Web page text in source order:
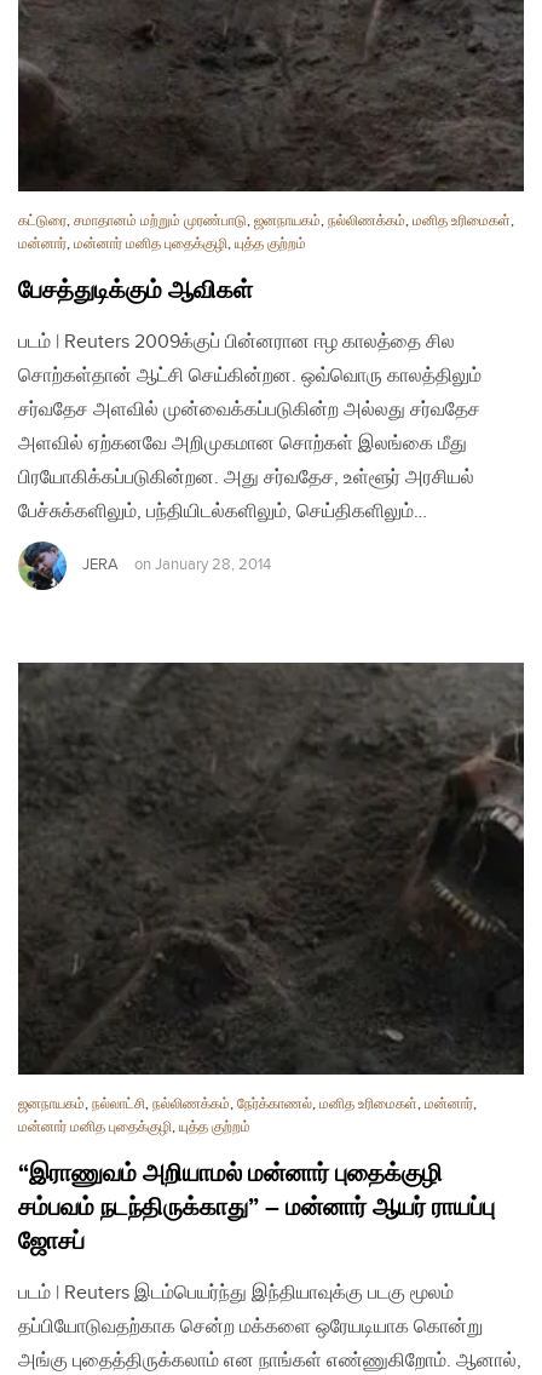
கட்டுரை, சமாதானம் மற்றும் முரண்பாடு, ஜனநாயகம், நல்லிணக்கம், மனித உரிமைகள்,
மன்னார், மன்னார் மனித புதைக்குழி, யுத்த குற்றம்
பேசத்துடிக்கும் ஆவிகள்
படம் | Reuters 2009க்குப் பின்னரான ஈழ காலத்தை சில
சொற்கள்தான் ஆட்சி செய்கின்றன. ஒவ்வொரு காலத்திலும்
சர்வதேச அளவில் முன்வைக்கப்படுகின்ற அல்லது சர்வதேச
அளவில் ஏற்கனவே அறிமுகமான சொற்கள் இலங்கை மீது
பிரயோகிக்கப்படுகின்றன. அது சர்வதேச, உள்ளூர் அரசியல்
பேச்சுக்களிலும், பந்தியிடல்களிலும், செய்திகளிலும்…
JERA on January 28, 2014
ஜனநாயகம், நல்லாட்சி, நல்லிணக்கம், நேர்க்காணல், மனித உரிமைகள், மன்னார்,
மன்னார் மனித புதைக்குழி, யுத்த குற்றம்
“இராணுவம் அறியாமல் மன்னார் புதைக்குழி
சம்பவம் நடந்திருக்காது” – மன்னார் ஆயர் ராயப்பு
ஜோசப்
படம் | Reuters இடம்பெயர்ந்து இந்தியாவுக்கு படகு மூலம்
தப்பியோடுவதற்காக சென்ற மக்களை ஒரேயடியாக கொன்று
அங்கு புதைத்திருக்கலாம் என நாங்கள் எண்ணுகிறோம். ஆனால்,